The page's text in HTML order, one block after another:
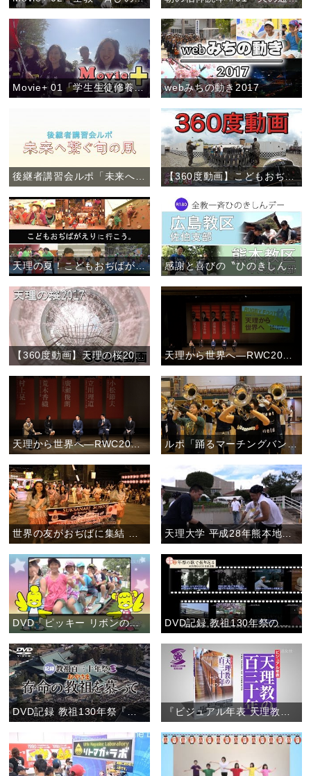
Movie+ 01「学生生徒修養会・高校卒業生コース」 webみちの動き2017
後継者講習会ルポ「未来へ繋ぐ旬の風」 【360度動画】こどもおぢばがえり(2017)
天理の夏！こどもおぢばがえりに行こう。 感謝と喜びの〝ひのきしんデー〟(2017年)
【360度動画】天理の桜2017
天理から世界へ―RWC2019日本大会に向けて―前半ダイジェスト ルポ「踊るマーチングバンド―愛町吹奏楽団の魅力―」
DVD「ピッキー リボンのレッツゴー！こどもおぢばがえり」(お知らせ)
DVD記録 教祖130年祭『存命の教祖を慕って』 『ビジュアル年表 天理教の百三十年』 【書籍案内】